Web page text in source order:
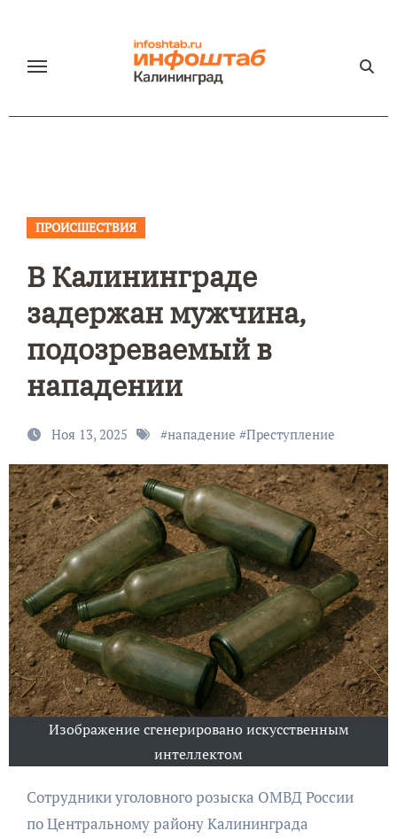
содержанию
ПРОИСШЕСТВИЯ
В Калининграде
задержан мужчина,
подозреваемый в
нападении
Ноя 13, 2025 #нападение #Преступление
Изображение сгенерировано искусственным
интеллектом
Сотрудники уголовного розыска ОМВД России
по Центральному району Калининграда